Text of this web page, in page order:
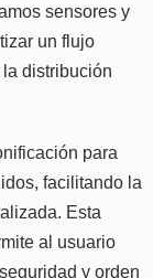
sensores y
un flujo
distribución
para
facilitando la
Esta
al usuario
y orden